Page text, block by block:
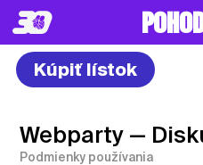
Kúpiť lístok
Webparty —
Podmienky používania